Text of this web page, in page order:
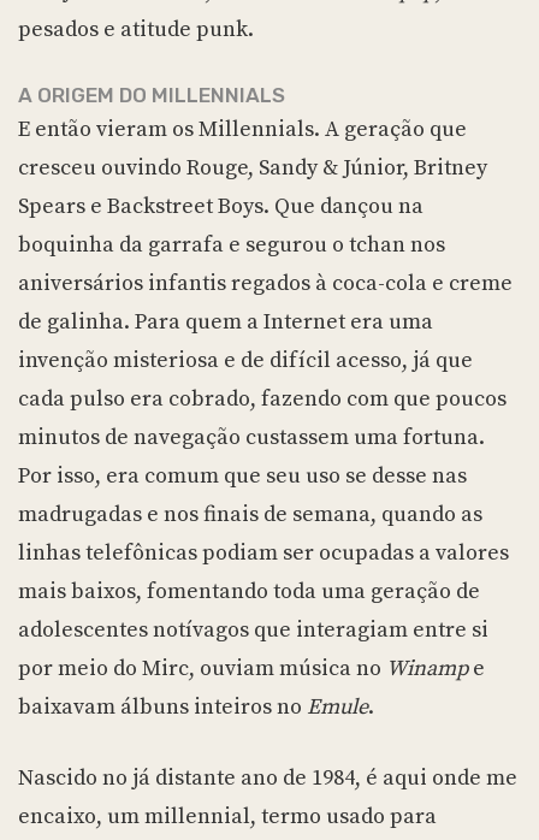
pesados e atitude punk.
A ORIGEM DO MILLENNIALS
E então vieram os Millennials. A geração que
cresceu ouvindo Rouge, Sandy & Júnior, Britney
Spears e Backstreet Boys. Que dançou na
boquinha da garrafa e segurou o tchan nos
aniversários infantis regados à coca-cola e creme
de galinha. Para quem a Internet era uma
invenção misteriosa e de difícil acesso, já que
cada pulso era cobrado, fazendo com que poucos
minutos de navegação custassem uma fortuna.
Por isso, era comum que seu uso se desse nas
madrugadas e nos finais de semana, quando as
linhas telefônicas podiam ser ocupadas a valores
mais baixos, fomentando toda uma geração de
adolescentes notívagos que interagiam entre si
por meio do Mirc, ouviam música no Winampe
baixavam álbuns inteiros no Emule.
Nascido no já distante ano de 1984, é aqui onde me
encaixo, um millennial, termo usado para